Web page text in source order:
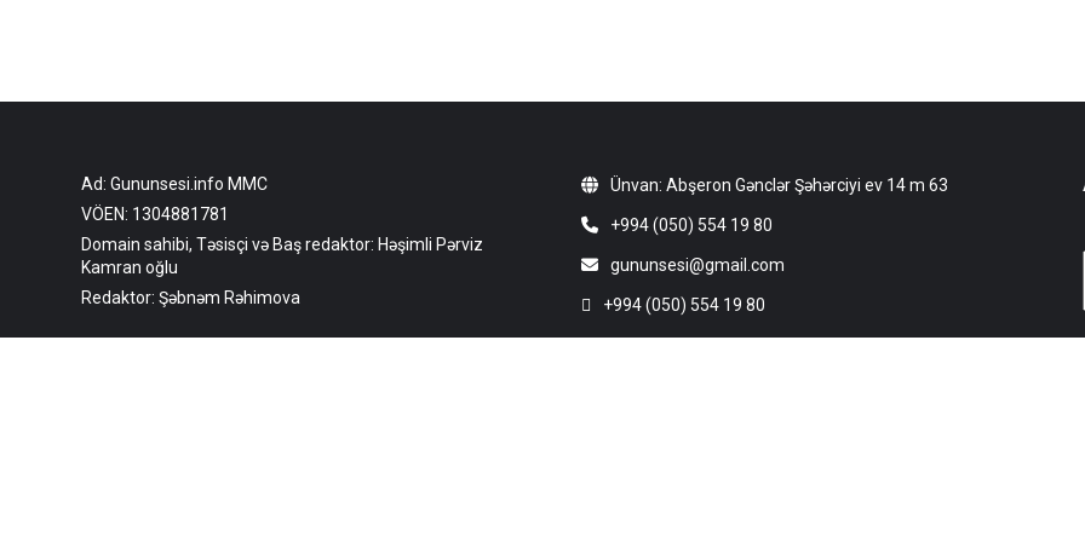
Ad: Gununsesi.info MMC
VÖEN: 1304881781
Domain sahibi, Təsisçi və Baş redaktor: Həşimli Pərviz
Kamran oğlu
Redaktor: Şəbnəm Rəhimova
Ünvan: Abşeron Gənclər Şəhərciyi ev 14 m 63
+994 (050) 554 19 80
gununsesi@gmail.com
+994 (050) 554 19 80